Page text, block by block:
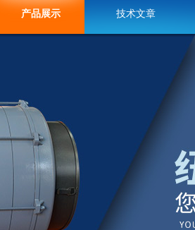
产品展示 技术文章